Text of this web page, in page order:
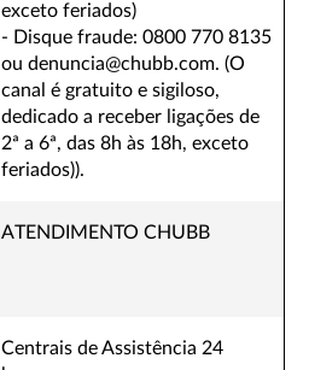
exceto feriados)
- Disque fraude: 0800 770 8135
ou denuncia@chubb.com. (O
canal é gratuito e sigiloso,
dedicado a receber ligações de
2ª a 6ª, das 8h às 18h, exceto
feriados)).
ATENDIMENTO CHUBB
Centrais de Assistência 24